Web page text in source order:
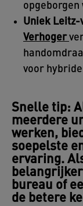
Uniek Leitz-
Verhoger
voor
Snelle tip:
meerdere
werken,
soepelste
ervaring.
bureau of
de betere